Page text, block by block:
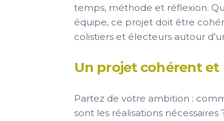
temps, méthode et réflexion.
équipe, ce projet doit être
colistiers et électeurs autour
Un projet cohérent et
Partez de votre ambition :
sont les réalisations